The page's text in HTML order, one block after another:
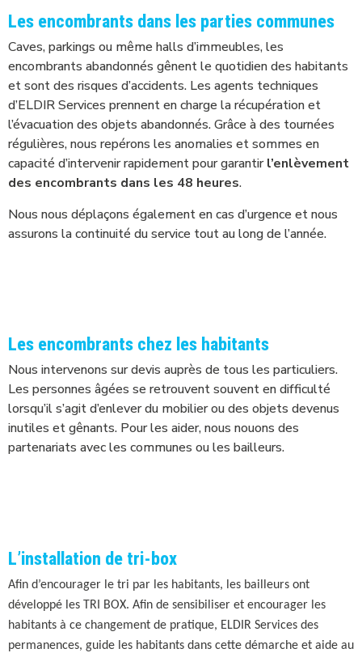
Les encombrants dans les parties communes
Caves, parkings ou même halls d’immeubles, les
encombrants abandonnés gênent le quotidien des habitants
et sont des risques d’accidents. Les agents techniques
d’ELDIR Services prennent en charge la récupération et
l’évacuation des objets abandonnés. Grâce à des tournées
régulières, nous repérons les anomalies et sommes en
capacité d’intervenir rapidement pour garantirl’enlèvement
des encombrants dans les 48 heures.
Nous nous déplaçons également en cas d’urgence et nous
assurons la continuité du service tout au long de l’année.
Les encombrants chez les habitants
Nous intervenons sur devis auprès de tous les particuliers.
Les personnes âgées se retrouvent souvent en difficulté
lorsqu’il s’agit d’enlever du mobilier ou des objets devenus
inutiles et gênants. Pour les aider, nous nouons des
partenariats avec les communes ou les bailleurs.
L’installation de tri-box
Afin d’encourager le tri par les habitants, les bailleurs ont
développé les TRI BOX. Afin de sensibiliser et encourager les
habitants à ce changement de pratique, ELDIR Services des
permanences, guide les habitants dans cette démarche et aide au